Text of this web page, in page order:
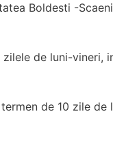
Boldesti -
de luni-vineri,
de 10 zile